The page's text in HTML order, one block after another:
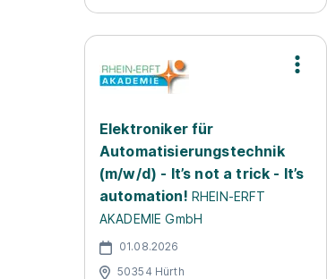
Elektroniker für
Automatisierungstechnik
(m/w/d) - It’s not a trick - It’s
automation! RHEIN-ERFT
AKADEMIE GmbH
01.08.2026
50354 Hürth